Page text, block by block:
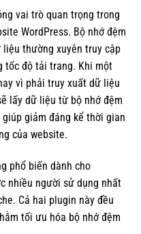
vai trò quan trọng trong
WordPress. Bộ nhớ đệm
thường xuyên truy cập
tốc độ tải trang. Khi một
vì phải truy xuất dữ liệu
lấy dữ liệu từ bộ nhớ đệm
giảm đáng kể thời gian
của website.
phổ biến dành cho
nhiều người sử dụng nhất
Cả hai plugin này đều
tối ưu hóa bộ nhớ đệm